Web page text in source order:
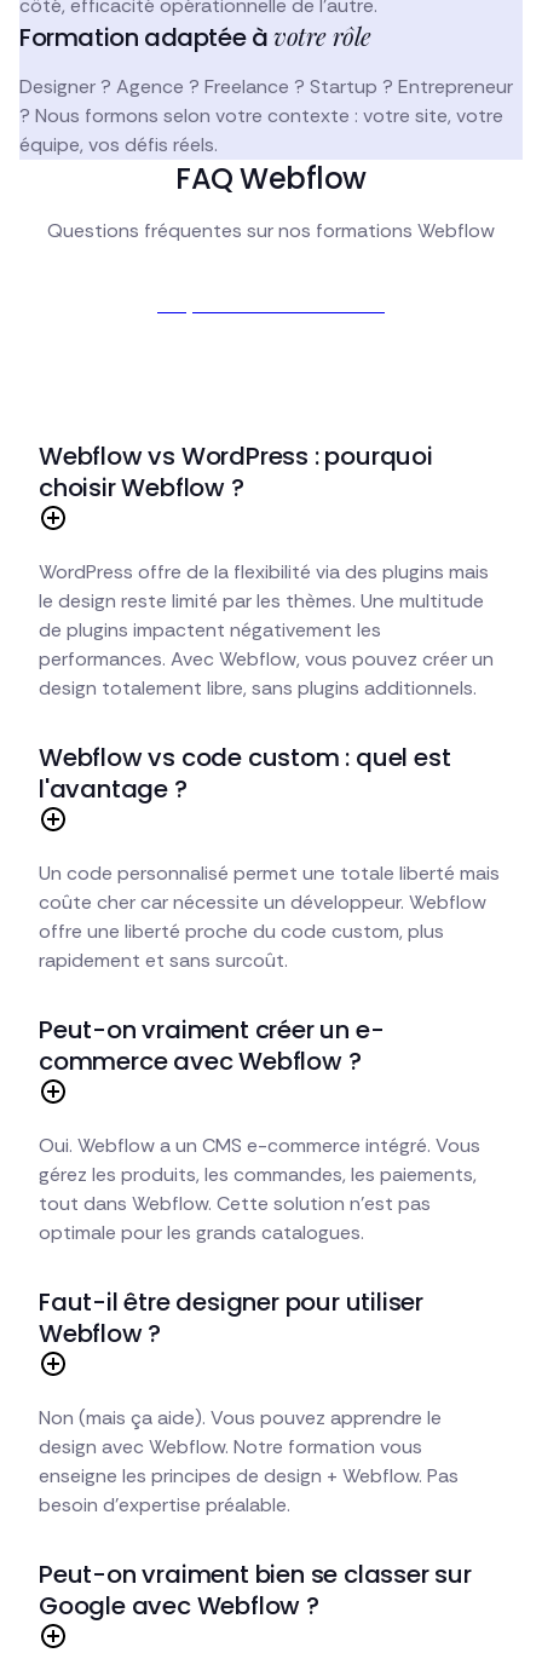
côté, efficacité opérationnelle de l'autre.
Formation adaptée àvotre rôle
Designer ? Agence ? Freelance ? Startup ? Entrepreneur
? Nous formons selon votre contexte : votre site, votre
équipe, vos défis réels.
FAQ Webflow
Questions fréquentes sur nos formations Webflow
Webflow vs WordPress : pourquoi
choisir Webflow ?
WordPress offre de la flexibilité via des plugins mais
le design reste limité par les thèmes. Une multitude
de plugins impactent négativement les
performances. Avec Webflow, vous pouvez créer un
design totalement libre, sans plugins additionnels.
Webflow vs code custom : quel est
l'avantage ?
Un code personnalisé permet une totale liberté mais
coûte cher car nécessite un développeur. Webflow
offre une liberté proche du code custom, plus
rapidement et sans surcoût.
Peut-on vraiment créer un e-
commerce avec Webflow ?
Oui. Webflow a un CMS e-commerce intégré. Vous
gérez les produits, les commandes, les paiements,
tout dans Webflow. Cette solution n'est pas
optimale pour les grands catalogues.
Faut-il être designer pour utiliser
Webflow ?
Non (mais ça aide). Vous pouvez apprendre le
design avec Webflow. Notre formation vous
enseigne les principes de design + Webflow. Pas
besoin d'expertise préalable.
Peut-on vraiment bien se classer sur
Google avec Webflow ?